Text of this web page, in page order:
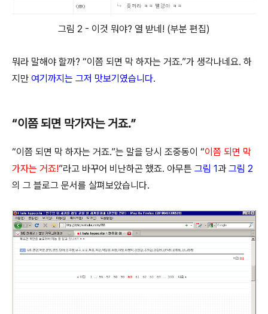
그림 2 - 이것 뭐야? 열 받네! (부분 편집)
뭐라 말해야 할까? “이쯤 되면 막 하자는 거죠.”가 생각나네요. 하
지만 여기까지는 그저 맛보기였습니다.
“이쯤 되면 막가자는 거죠.”
“이쯤 되면 막 하자는 거죠.”는 말을 당시 조중동이 “이쯤 되면 막
가자는 거죠!”라고 바꾸어 비난하곤 했죠. 아무튼 그림 1과 그림 2
의 그 블로그 문서를 살펴보았습니다.